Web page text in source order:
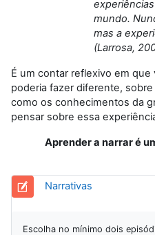
mundo.
mas a
(Larrosa,
É um contar reflexivo em
poderia fazer diferente,
como os conhecimentos da
pensar sobre essa
Aprender a narrar é
Narrativas
Escolha no mínimo dois